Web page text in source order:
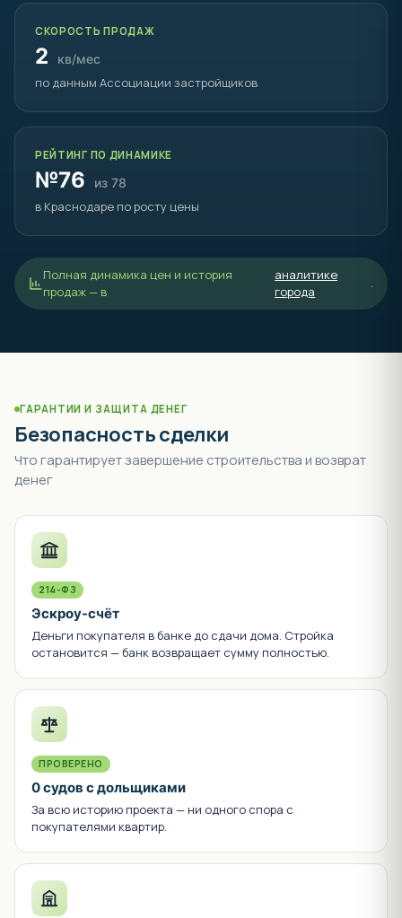
СКОРОСТЬ ПРОДАЖ
2 кв/мес
по данным Ассоциации застройщиков
РЕЙТИНГ ПО ДИНАМИКЕ
№76 из 78
в Краснодаре по росту цены
Полная динамика цен и история
продаж — в
аналитике
города
.
ГАРАНТИИ И ЗАЩИТА ДЕНЕГ
Безопасность сделки
Что гарантирует завершение строительства и возврат
денег
214-ФЗ
Эскроу-счёт
Деньги покупателя в банке до сдачи дома. Стройка
остановится — банк возвращает сумму полностью.
ПРОВЕРЕНО
0 судов с дольщиками
За всю историю проекта — ни одного спора с
покупателями квартир.